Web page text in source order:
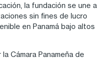
la fundación se une a
sin fines de lucro
en Panamá bajo altos
Cámara Panameña de